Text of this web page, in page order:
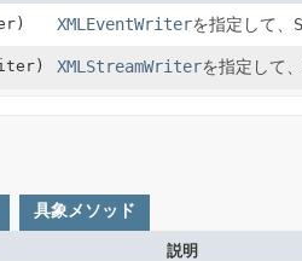
XMLEventWriterを指定して、
XMLStreamWriterを指定して、
具象メソッド
説明